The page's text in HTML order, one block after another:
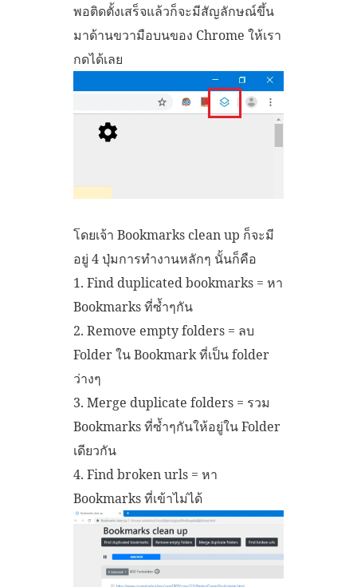
พอติดตั้งเสร็จแล้วก็จะมีสัญลักษณ์ขึ้น
มาด้านขวามือบนของ Chrome ให้เรา
กดได้เลย
โดยเจ้า Bookmarks clean up ก็จะมี
อยู่ 4 ปุ่มการทำงานหลักๆ นั้นก็คือ
1. Find duplicated bookmarks = หา
Bookmarks ที่ซ้ำๆกัน
2. Remove empty folders = ลบ
Folder ใน Bookmark ที่เป็น folder
ว่างๆ
3. Merge duplicate folders = รวม
Bookmarks ที่ซ้ำๆกันให้อยู่ใน Folder
เดียวกัน
4. Find broken urls = หา
Bookmarks ที่เข้าไม่ได้